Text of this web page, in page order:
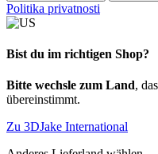
Politika privatnosti
Bist du im richtigen Shop?
Bitte wechsle zum Land,
übereinstimmt.
Zu 3DJake International